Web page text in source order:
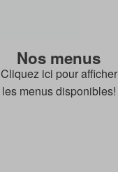
Nos menus
Cliquez ici pour afficher
les menus disponibles!